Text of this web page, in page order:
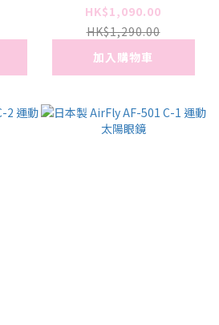
HK$1,090.00
HK$1,290.00
加入購物車